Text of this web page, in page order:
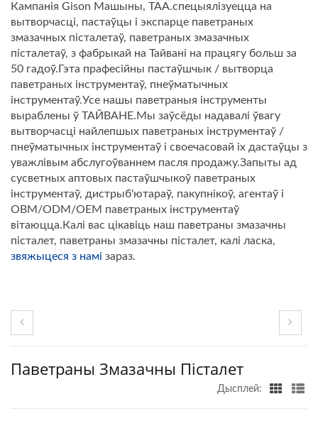
Кампанія Gison Машыны, ТАА.спецыялізуецца на
вытворчасці, пастаўцы і экспарце паветраных
змазачных пісталетаў, паветраных змазачных
пісталетаў, з фабрыкай на Тайвані на працягу больш за
50 гадоў.Гэта прафесійны пастаўшчык / вытворца
паветраных інструментаў, пнеўматычных
інструментаў.Усе нашы паветраныя інструменты
выраблены ў ТАЙВАНЕ.Мы заўсёды надавалі ўвагу
вытворчасці найлепшых паветраных інструментаў /
пнеўматычных інструментаў і своечасовай іх дастаўцы з
уважлівым абслугоўваннем пасля продажу.Запыты ад
сусветных аптовых пастаўшчыкоў паветраных
інструментаў, дистрыб'ютараў, пакупнікоў, агентаў і
OBM/ODM/OEM паветраных інструментаў
вітаюцца.Калі вас цікавіць наш паветраны змазачны
пісталет, паветраны змазачны пісталет, калі ласка,
звяжыцеся з намі зараз.
Паветраны Змазачны Пісталет
Дысплей: